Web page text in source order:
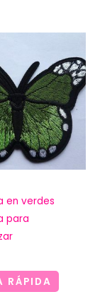
en verdes
para
RÁPIDA